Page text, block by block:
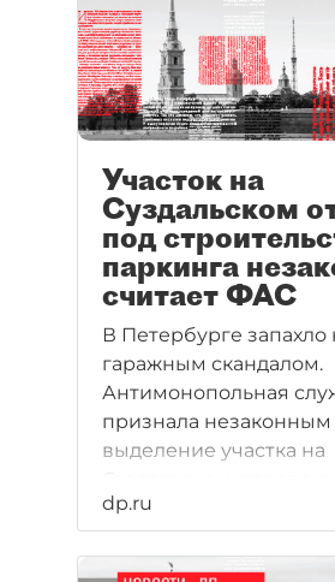
Участок на
Суздальском
под
паркинга
считает ФАС
В Петербурге
гаражным скандалом.
Антимонопольная
признала незаконным
выделение участка на
занятого гаражами, под
строительство
Участок был
dp.ru